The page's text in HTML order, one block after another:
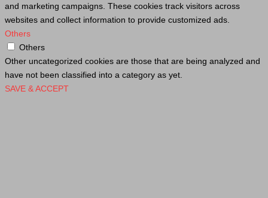
and marketing campaigns. These cookies track visitors across
websites and collect information to provide customized ads.
Others
Others
Other uncategorized cookies are those that are being analyzed and
have not been classified into a category as yet.
SAVE & ACCEPT